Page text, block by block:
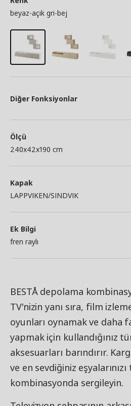
beyaz-açık gri-bej
Diğer Fonksiyonlar
Ölçü
240x42x190 cm
Kapak
LAPPVIKEN/SINDVIK
Ek Bilgi
fren raylı
BESTÅ depolama
TV'nizin yanı sıra, film
oyunları oynamak ve daha
yapmak için kullandığınız
aksesuarları barındırır.
ve en sevdiğiniz
kombinasyonda sergileyin.